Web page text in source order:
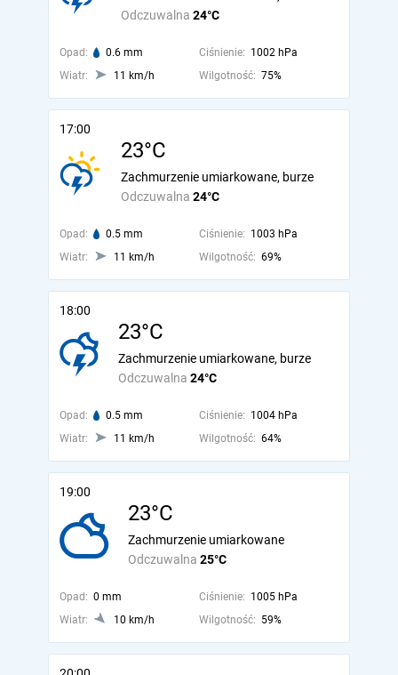
Odczuwalna 24°C
Opad: 0.6 mm Ciśnienie: 1002 hPa
Wiatr:
11 km/h Wilgotność: 75%
17:00
23°C
Odczuwalna 24°C
Zachmurzenie umiarkowane, burze
Opad: 0.5 mm Ciśnienie: 1003 hPa
Wiatr:
11 km/h Wilgotność: 69%
18:00
23°C
Odczuwalna 24°C
Zachmurzenie umiarkowane, burze
Opad: 0.5 mm Ciśnienie: 1004 hPa
Wiatr:
11 km/h Wilgotność: 64%
19:00
23°C
Odczuwalna 25°C
Zachmurzenie umiarkowane
Opad: 0 mm Ciśnienie: 1005 hPa
Wiatr:
10 km/h Wilgotność: 59%